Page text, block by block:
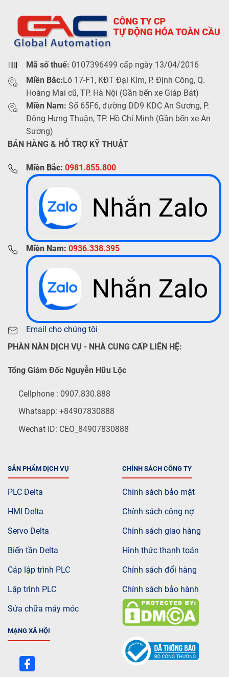
Mã số thuế: 0107396499 cấp ngày 13/04/2016
Miền Bắc:Lô 17-F1, KĐT Đại Kim, P. Định Công, Q.
Hoàng Mai cũ, TP. Hà Nội (Gần bến xe Giáp Bát)
Miền Nam: Số 65F6, đường DD9 KDC An Sương, P.
Đông Hưng Thuận, TP. Hồ Chí Minh (Gần bến xe An
Sương)
BÁN HÀNG & HỖ TRỢ KỸ THUẬT
Miền Bắc: 0981.855.800
Miền Nam: 0936.338.395
Email cho chúng tôi
PHÀN NÀN DỊCH VỤ - NHÀ CUNG CẤP LIÊN HỆ:
Tổng Giám Đốc Nguyễn Hữu Lộc
Cellphone : 0907.830.888
Whatsapp: +84907830888
Wechat ID: CEO_84907830888
SẢN PHẨM DỊCH VỤ
PLC Delta
HMI Delta
Servo Delta
Biến tần Delta
Cáp lập trình PLC
Lập trình PLC
Sửa chữa máy móc
MẠNG XÃ HỘI
CHÍNH SÁCH CÔNG TY
Chính sách bảo mật
Chính sách công nợ
Chính sách giao hàng
Hình thức thanh toán
Chính sách đổi hàng
Chính sách bảo hành